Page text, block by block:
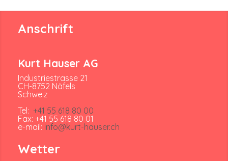
Anschrift
Kurt Hauser AG
Industriestrasse 21
CH-8752 Näfels
Schweiz
Tel: +41 55 618 80 00
Fax: +41 55 618 80 01
e-mail: info@kurt-hauser.ch
Wetter